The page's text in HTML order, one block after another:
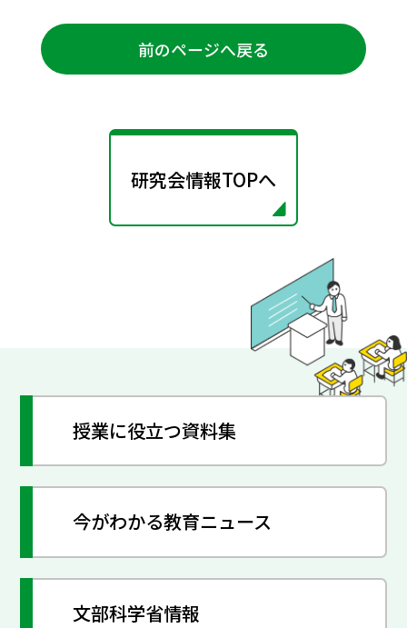
前のページへ戻る
研究会情報TOPへ
授業に役立つ資料集
今がわかる教育ニュース
文部科学省情報